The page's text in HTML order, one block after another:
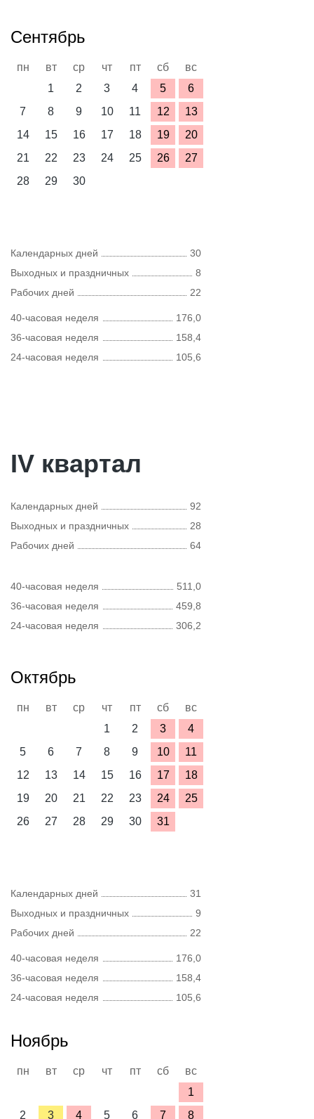
Сентябрь
пн вт ср чт пт сб
вс
1
2 3 4 5
6
7
8 9 10 11 12
13
14
15 16 17 18 19
20
21
22 23 24 25 26
27
28
29 30
Календарных дней
30
Выходных и праздничных
8
Рабочих дней
22
40-часовая неделя
176,0
36-часовая неделя
158,4
24-часовая неделя
105,6
IV квартал
Календарных дней
92
Выходных и праздничных
28
Рабочих дней
64
40-часовая неделя
511,0
36-часовая неделя
459,8
24-часовая неделя
306,2
Октябрь
пн вт ср чт пт сб
вс
1
2 3
4
5
6 7 8 9 10
11
12
13 14 15 16 17
18
19
20 21 22 23 24
25
26
27 28 29 30 31
Календарных дней
31
Выходных и праздничных
9
Рабочих дней
22
40-часовая неделя
176,0
36-часовая неделя
158,4
24-часовая неделя
105,6
Ноябрь
пн вт ср чт пт сб
вс
1
2
3 4 5 6 7 8